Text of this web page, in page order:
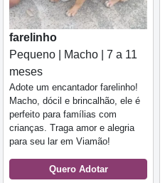
farelinho
Pequeno | Macho | 7 a 11
meses
Adote um encantador farelinho!
Macho, dócil e brincalhão, ele é
perfeito para famílias com
crianças. Traga amor e alegria
para seu lar em Viamão!
Quero Adotar